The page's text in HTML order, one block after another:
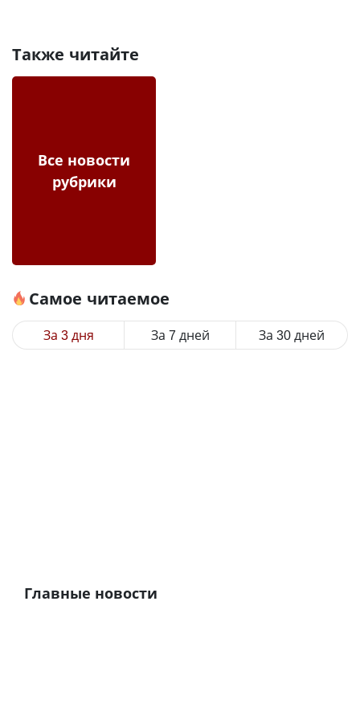
Также читайте
Все новости
рубрики
Самое читаемое
За 3 дня За 7 дней За 30 дней
Главные новости